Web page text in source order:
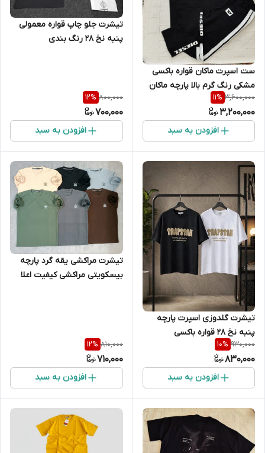
ست اسپرت ماکان قواره باکسی
مشکی رنگ گرم بالا پارچه ماکان
3,600,000
11%
3,200,000
افزودن به سبد
تیشرت جلو چاپ قواره معمولی
پنبه نخ 28 رنگ بندی
800,000
12%
700,000
افزودن به سبد
تیشرت گلدوزی اسپرت پارچه
پنبه نخ 28 قواره باکسی
930,000
10%
830,000
افزودن به سبد
تیشرت مراکشی یقه گرد پارچه
بیسکویتی مراکشی کیفیت اعلا
810,000
12%
710,000
افزودن به سبد